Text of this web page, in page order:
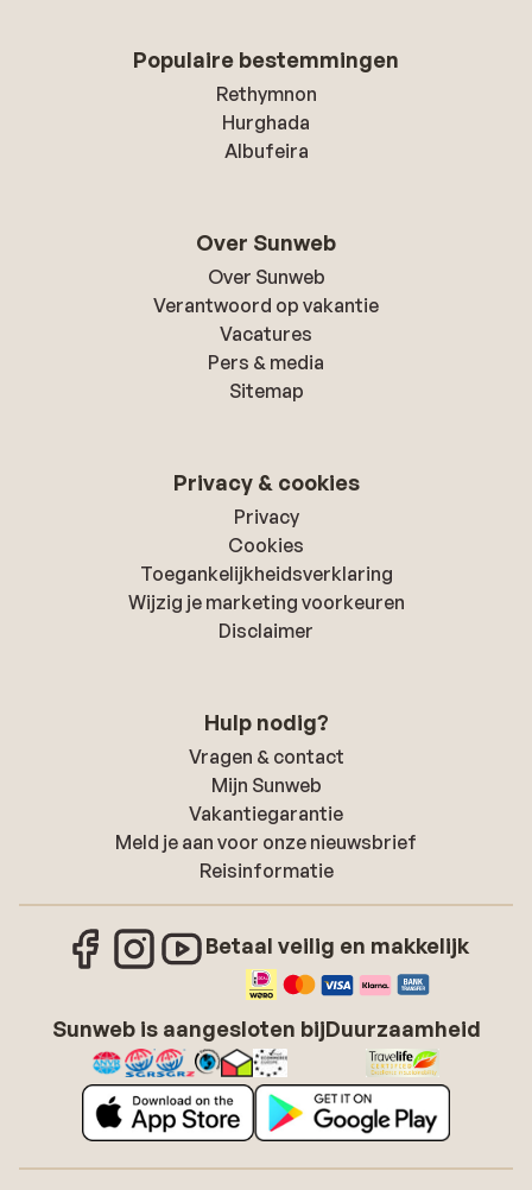
Populaire bestemmingen
Rethymnon
Hurghada
Albufeira
Over Sunweb
Over Sunweb
Verantwoord op vakantie
Vacatures
Pers & media
Sitemap
Privacy & cookies
Privacy
Cookies
Toegankelijkheidsverklaring
Wijzig je marketing voorkeuren
Disclaimer
Hulp nodig?
Vragen & contact
Mijn Sunweb
Vakantiegarantie
Meld je aan voor onze nieuwsbrief
Reisinformatie
Betaal veilig en makkelijk
Sunweb is aangesloten bijDuurzaamheid